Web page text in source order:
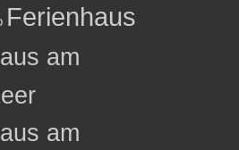
Ferienhaus
am
am